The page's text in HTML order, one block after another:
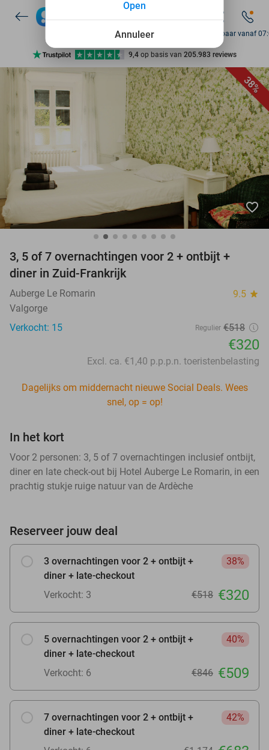
9,4 op basis van205.983 reviews
Ontdek 15.000+ deals
7 dagen per week beschikbaar
10+ miljoen leden
Bereikbaar vanaf
38%
favorite_border
3, 5 of 7 overnachtingen voor 2 + ontbijt +
diner in Zuid-Frankrijk
Auberge Le Romarin 9.5 star
Valgorge
Verkocht: 15
Regulier €518
€320
Excl. ca. €1,40 p.p.p.n. toeristenbelasting
Dagelijks om middernacht nieuwe Social Deals. Wees
snel, op = op!
In het kort
Voor 2 personen: 3, 5 of 7 overnachtingen inclusief ontbijt,
diner en late check-out bij Hotel Auberge Le Romarin, in een
prachtig stukje ruige natuur van de Ardèche
Reserveer jouw deal
3 overnachtingen voor 2 + ontbijt +
diner + late-checkout
38%
Verkocht: 3 €518 €320
5 overnachtingen voor 2 + ontbijt +
diner + late-checkout
40%
Verkocht: 6 €846 €509
7 overnachtingen voor 2 + ontbijt +
diner + late-checkout
42%
Annuleer
Open